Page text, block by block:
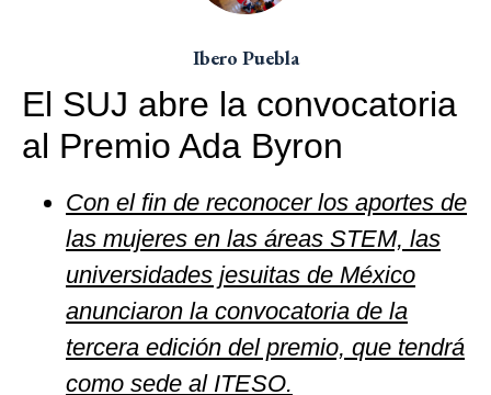
Ibero Puebla
El SUJ abre la convocatoria
al Premio Ada Byron
Con el fin de reconocer los aportes de
las mujeres en las áreas STEM, las
universidades jesuitas de México
anunciaron la convocatoria de la
tercera edición del premio, que tendrá
como sede al ITESO.